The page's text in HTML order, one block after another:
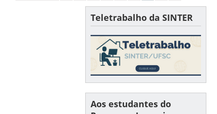
Teletrabalho da SINTER
Aos estudantes do